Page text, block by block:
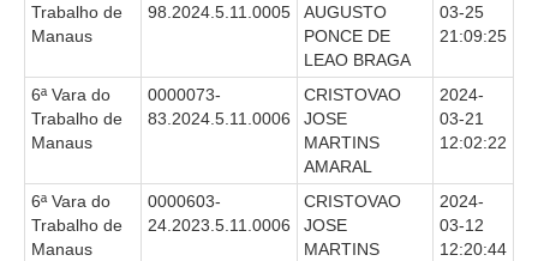
Trabalho de
Manaus
98.2024.5.11.0005
AUGUSTO
PONCE DE
LEAO BRAGA
03-25
21:09:25
6ª Vara do
Trabalho de
Manaus
0000073-
83.2024.5.11.0006
CRISTOVAO
JOSE
MARTINS
AMARAL
2024-
03-21
12:02:22
6ª Vara do
Trabalho de
Manaus
0000603-
24.2023.5.11.0006
CRISTOVAO
JOSE
MARTINS
2024-
03-12
12:20:44